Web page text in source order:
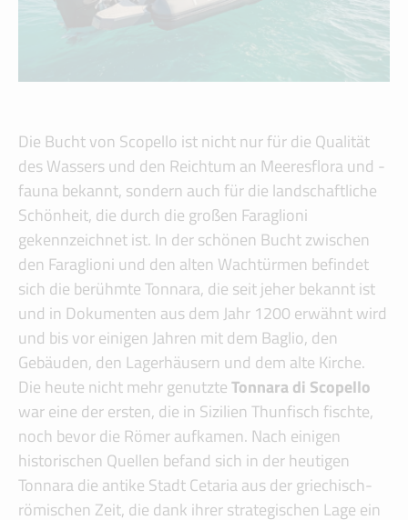
Die Bucht von Scopello ist nicht nur für die Qualität
des Wassers und den Reichtum an Meeresflora und -
fauna bekannt, sondern auch für die landschaftliche
Schönheit, die durch die großen Faraglioni
gekennzeichnet ist. In der schönen Bucht zwischen
den Faraglioni und den alten Wachtürmen befindet
sich die berühmte Tonnara, die seit jeher bekannt ist
und in Dokumenten aus dem Jahr 1200 erwähnt wird
und bis vor einigen Jahren mit dem Baglio, den
Gebäuden, den Lagerhäusern und dem alte Kirche.
Die heute nicht mehr genutzteTonnara di Scopello
war eine der ersten, die in Sizilien Thunfisch fischte,
noch bevor die Römer aufkamen. Nach einigen
historischen Quellen befand sich in der heutigen
Tonnara die antike Stadt Cetaria aus der griechisch-
römischen Zeit, die dank ihrer strategischen Lage ein